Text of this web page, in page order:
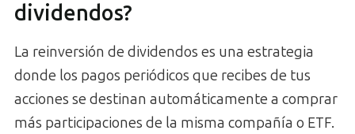
dividendos?
La reinversión de dividendos es una estrategia
donde los pagos periódicos que recibes de tus
acciones se destinan automáticamente a comprar
más participaciones de la misma compañía o ETF.